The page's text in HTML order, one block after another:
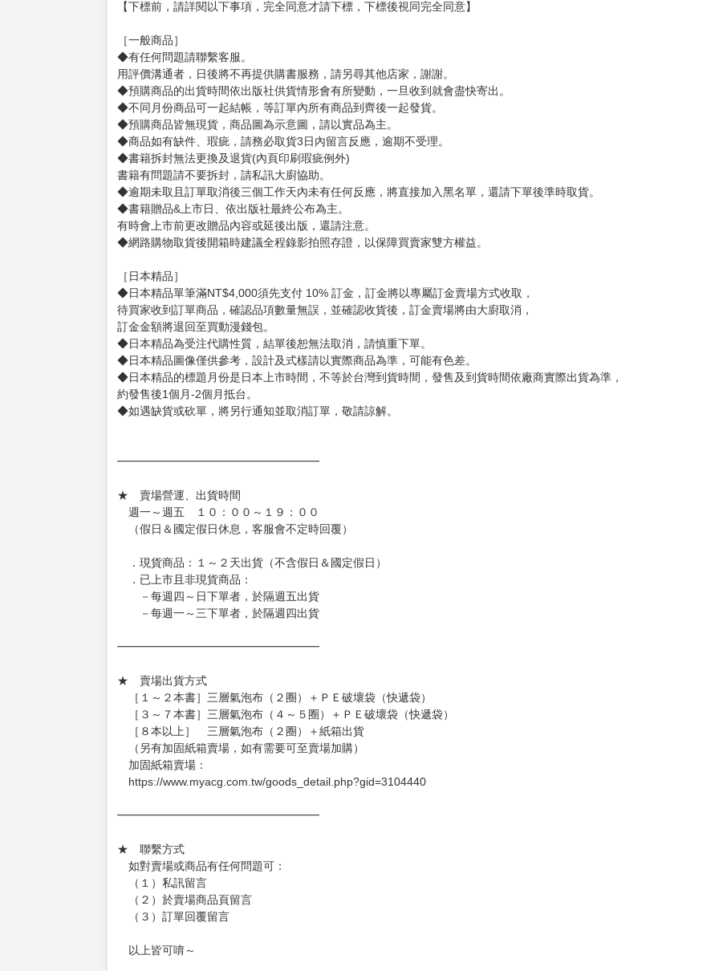
依蓮下定決心今生不再為了野心，而是為了家人而活。
其內容是希望作為持續研究「特殊屬性魔力」第一權威的她能來【魔術學院】任教。
這可是她前世也從未體驗過的重任??
由前惡徒公爵夫人所帶來的洗心革面譚，第二部！
賣場規則
【下標前，請詳閱以下事項，完全同意才請下標，下標後視同完全同意】
［一般商品］
◆有任何問題請聯繫客服。
用評價溝通者，日後將不再提供購書服務，請另尋其他店家，謝謝。
◆不同月份商品可一起結帳，等訂單內所有商品到齊後一起發貨。
◆預購商品皆無現貨，商品圖為示意圖，請以實品為主。
◆商品如有缺件、瑕疵，請務必取貨3日內留言反應，逾期不受理。
◆書籍拆封無法更換及退貨(內頁印刷瑕疵例外)
書籍有問題請不要拆封，請私訊大廚協助。
◆逾期未取且訂單取消後三個工作天內未有任何反應，將直接加入黑名單，還請下單後準時取貨。
◆書籍贈品&上市日、依出版社最終公布為主。
有時會上市前更改贈品內容或延後出版，還請注意。
◆網路購物取貨後開箱時建議全程錄影拍照存證，以保障買賣家雙方權益。
訂金金額將退回至買動漫錢包。
◆日本精品為受注代購性質，結單後恕無法取消，請慎重下單。
◆日本精品圖像僅供參考，設計及式樣請以實際商品為準，可能有色差。
約發售後1個月-2個月抵台。
◆如遇缺貨或砍單，將另行通知並取消訂單，敬請諒解。
週一～週五 １０：００～１９：００
（假日＆國定假日休息，客服會不定時回覆）
．現貨商品：１～２天出貨（不含假日＆國定假日）
．已上市且非現貨商品：
－每週四～日下單者，於隔週五出貨
－每週一～三下單者，於隔週四出貨
★ 賣場出貨方式
［１～２本書］三層氣泡布（２圈）＋ＰＥ破壞袋（快遞袋）
［３～７本書］三層氣泡布（４～５圈）＋ＰＥ破壞袋（快遞袋）
［８本以上］ 三層氣泡布（２圈）＋紙箱出貨
（另有加固紙箱賣場，如有需要可至賣場加購）
https://www.myacg.com.tw/goods_detail.php?gid=3104440